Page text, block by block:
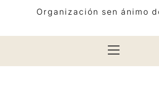
Organización sen ánimo
Menu